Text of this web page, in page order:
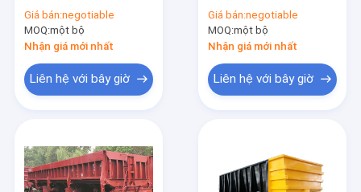
Kiểm soát chất lượng
Yêu cầu Đặt giá
Toa xe đường sắt
lúa mì ngô đậu tương
số lượng lớn
Giá bán:negotiable
MOQ:một bộ
Nhận giá mới nhất
Liên hệ với bây giờ
Ethanol Methanol
Giá bán:negotiable
MOQ:một bộ
Nhận giá mới nhất
Liên hệ với bây giờ